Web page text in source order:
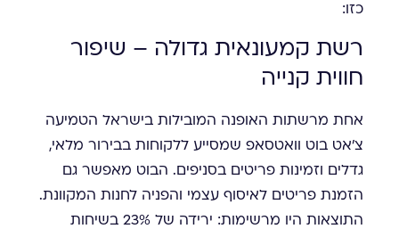
כזו:
רשת קמעונאית גדולה – שיפור
חווית קנייה
אחת מרשתות האופנה המובילות בישראל הטמיעה
צ'אט בוט וואטסאפ שמסייע ללקוחות בבירור מלאי,
גדלים וזמינות פריטים בסניפים. הבוט מאפשר גם
הזמנת פריטים לאיסוף עצמי והפניה לחנות המקוונת.
התוצאות היו מרשימות: ירידה של 23% בשיחות